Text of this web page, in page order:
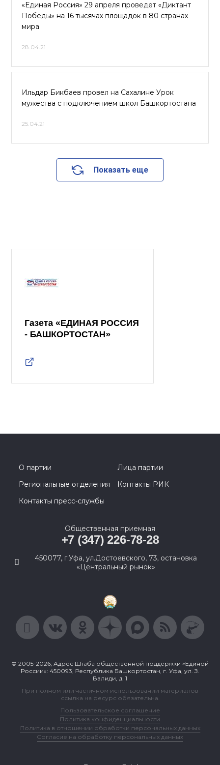
«Единая Россия» 29 апреля проведет «Диктант
Победы» на 16 тысячах площадок в 80 странах
мира
28.04.21
Ильдар Бикбаев провел на Сахалине Урок
мужества с подключением школ Башкортостана
25.04.21
Показать еще
Газета «ЕДИНАЯ РОССИЯ
- БАШКОРТОСТАН»
О партии
Лица партии
Региональные отделения
Контакты РИК
Контакты пресс-службы
Общественная приемная
+7 (347) 226-78-28
450077, г.Уфа, ул.Достоевского, 73, остановка
«Центральный рынок»
© 2005-2026, Адрес Штаба общественной поддержки «Единой
России»: 450093, Республика Башкортостан, г. Уфа, ул. З.
Валиди, д. 1
При полном или частичном использовании материалов
ссылка на ресурс обязательна.
Пользовательское соглашение
Политика конфиденциальности
Политика в отношении обработки персональных данных
Согласие на обработку персональных данных